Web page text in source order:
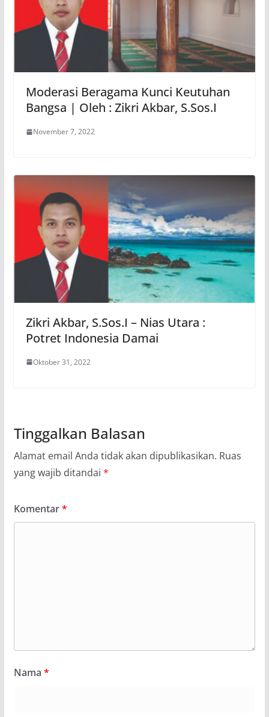
Moderasi Beragama Kunci Keutuhan
Bangsa | Oleh : Zikri Akbar, S.Sos.I
November 7, 2022
Zikri Akbar, S.Sos.I – Nias Utara :
Potret Indonesia Damai
Oktober 31, 2022
Tinggalkan Balasan
Alamat email Anda tidak akan dipublikasikan. Ruas
yang wajib ditandai *
Komentar*
Nama *